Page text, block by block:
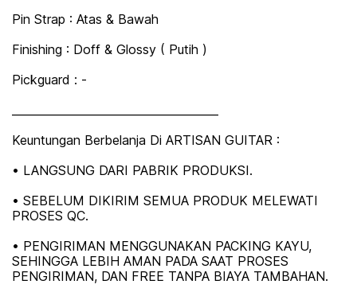
Pin Strap : Atas & Bawah
Finishing : Doff & Glossy ( Putih )
Pickguard : -
Keuntungan Berbelanja Di ARTISAN GUITAR :
• LANGSUNG DARI PABRIK PRODUKSI.
• SEBELUM DIKIRIM SEMUA PRODUK MELEWATI
PROSES QC.
• PENGIRIMAN MENGGUNAKAN PACKING KAYU,
SEHINGGA LEBIH AMAN PADA SAAT PROSES
PENGIRIMAN, DAN FREE TANPA BIAYA TAMBAHAN.